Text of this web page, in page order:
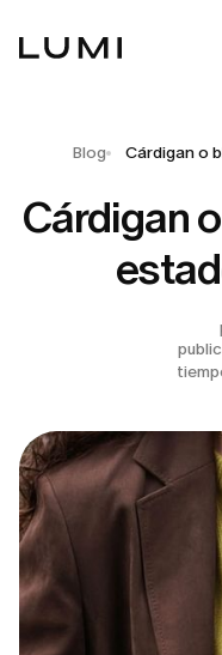
Blog Cárdigan o
Cárdigan